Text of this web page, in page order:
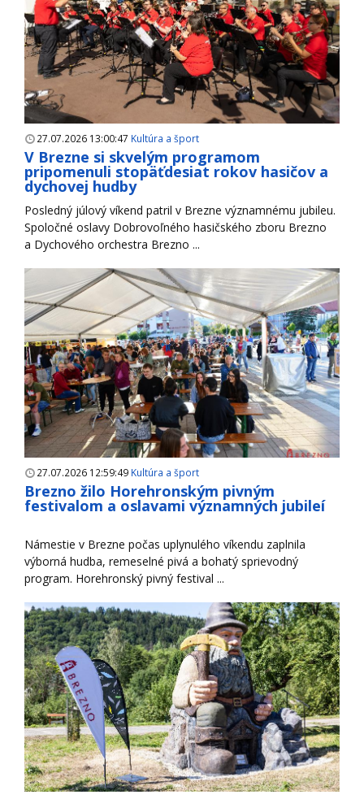
27.07.2026 13:00:47 Kultúra a šport
V Brezne si skvelým programom
pripomenuli stopäťdesiat rokov hasičov a
dychovej hudby
Posledný júlový víkend patril v Brezne významnému jubileu.
Spoločné oslavy Dobrovoľného hasičského zboru Brezno
a Dychového orchestra Brezno ...
27.07.2026 12:59:49 Kultúra a šport
Brezno žilo Horehronským pivným
festivalom a oslavami významných jubileí
Námestie v Brezne počas uplynulého víkendu zaplnila
výborná hudba, remeselné pivá a bohatý sprievodný
program. Horehronský pivný festival ...